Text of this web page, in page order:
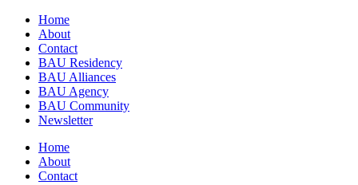
Home
About
Contact
BAU Residency
BAU Alliances
BAU Agency
BAU Community
Newsletter
Home
About
Contact